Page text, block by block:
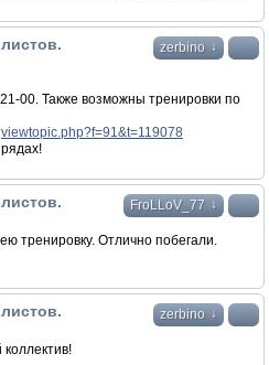
zerbino ↓
00. Также возможны тренировки по
viewtopic.php?f=91&t=119078
FroLLoV_77 ↓
тренировку. Отлично побегали.
zerbino ↓